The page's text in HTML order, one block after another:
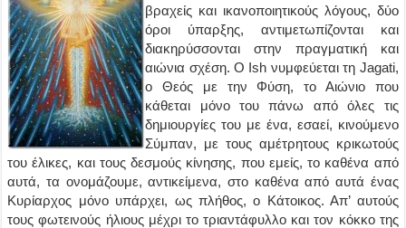
βραχείς και ικανοποιητικούς λόγους, δύο
όροι ύπαρξης, αντιμετωπίζονται και
διακηρύσσονται στην πραγματική και
αιώνια σχέση. Ο Ish νυμφεύεται τη Jagati,
ο Θεός με την Φύση, το Αιώνιο που
κάθεται μόνο του πάνω από όλες τις
δημιουργίες του με ένα, εσαεί, κινούμενο
Σύμπαν, με τους αμέτρητους κρικωτούς
του έλικες, και τους δεσμούς κίνησης, που εμείς, το καθένα από
αυτά, τα ονομάζουμε, αντικείμενα, στο καθένα από αυτά ένας
Κυρίαρχος μόνο υπάρχει, ως πλήθος, ο Κάτοικος. Απ’ αυτούς
τους φωτεινούς ήλιους μέχρι το τριαντάφυλλο και τον κόκκο της